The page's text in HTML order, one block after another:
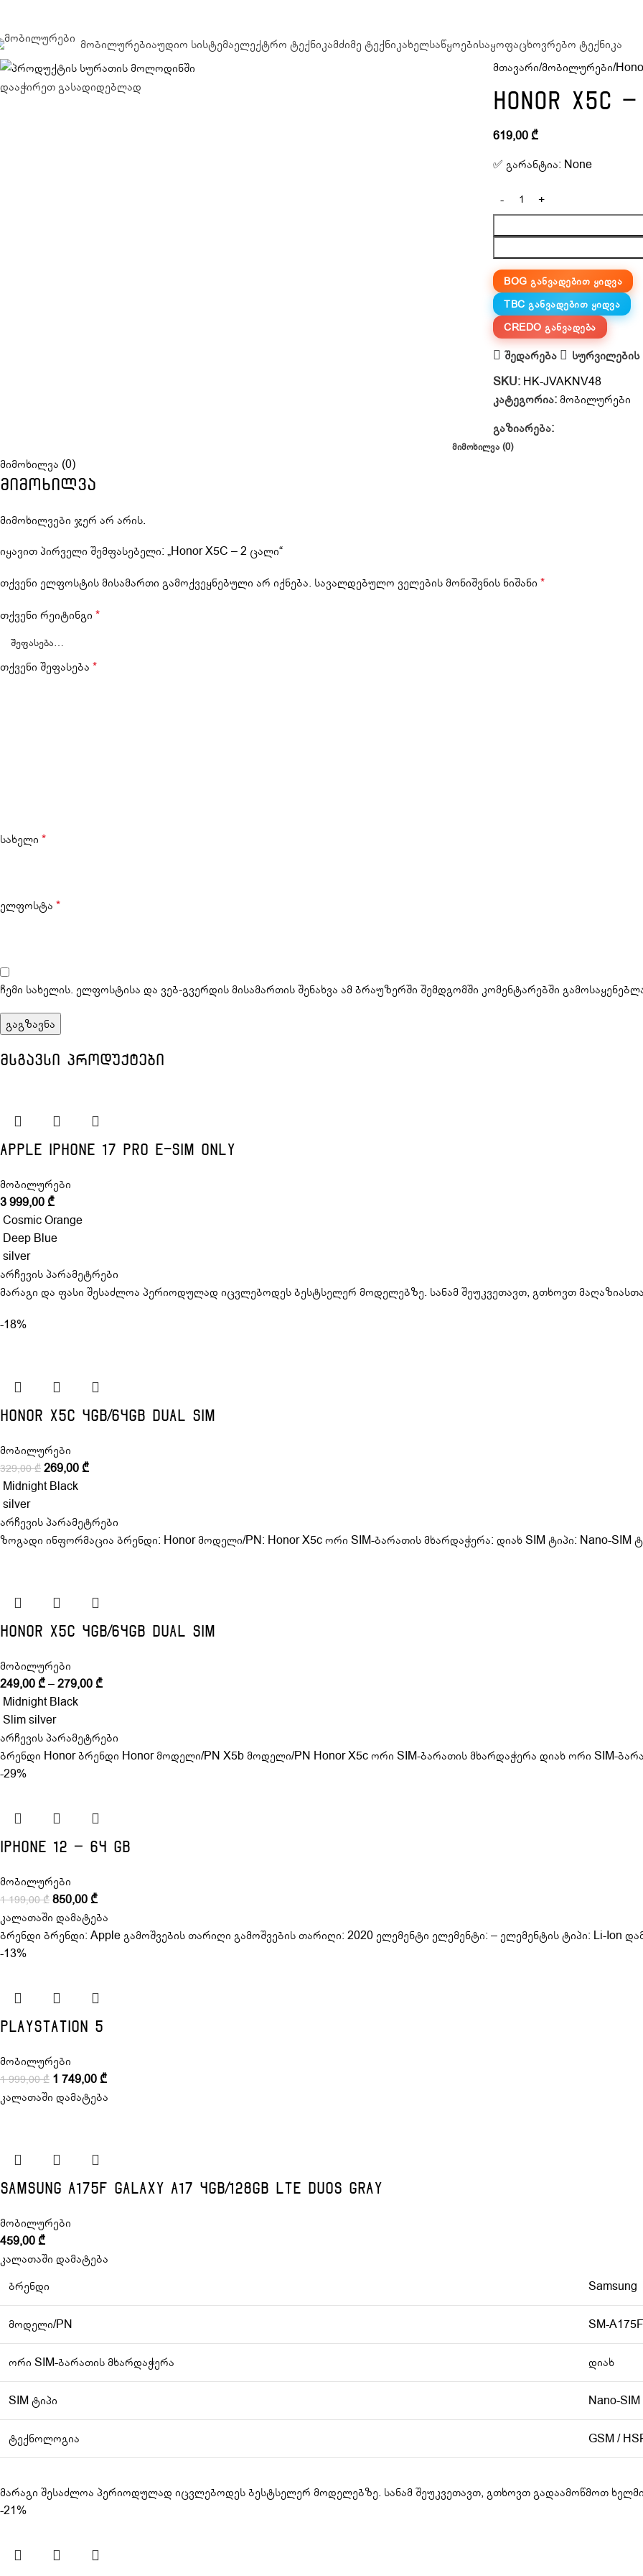
მობილურებიაუდიო სისტემაელექტრო ტექნიკამძიმე ტექნიკახელსაწყოებისაყოფაცხოვრებო ტექნიკა
დააჭირეთ გასადიდებლად
მთავარი მობილურები
Honor X5C
619,00₾
✅ გარანტია: None
BOG ᲒᲐᲜᲕᲐᲓᲔᲑᲘᲗ ᲧᲘᲓᲕᲐ
TBC ᲒᲐᲜᲕᲐᲓᲔᲑᲘᲗ ᲧᲘᲓᲕᲐ
CREDO ᲒᲐᲜᲕᲐᲓᲔᲑᲐ
შედარება
სურვილების
SKU: HK-JVAKNV48
კატეგორია:მობილურები
გაზიარება:
ᲛᲘᲛᲝᲮᲘᲚᲕᲐ (0)
მიმოხილვა (0)
მიმოხილვა
მიმოხილვები ჯერ არ არის.
იყავით პირველი შემფასებელი: „Honor X5C – 2 ცალი“
თქვენი ელფოსტის მისამართი გამოქვეყნებული არ იქნება. სავალდებულო ველების მონიშვნის ნიშანი *
თქვენი რეიტინგი *
თქვენი შეფასება *
სახელი *
ელფოსტა *
ჩემი სახელის. ელფოსტისა და ვებ-გვერდის მისამართის შენახვა ამ ბრაუზერში შემდგომში კომენტარებში
მსგავსი პროდუქტები
Apple iPhone 17 Pro e-SIM Only
მობილურები
3 999,00₾
Cosmic Orange
Deep Blue
silver
არჩევის პარამეტრები
მარაგი და ფასი შესაძლოა პერიოდულად იცვლებოდეს ბესტსელერ მოდელებზე. სანამ შეუკვეთავთ, გთხოვთ
-18%
Honor X5c 4GB/64GB Dual Sim
მობილურები
329,00₾ 269,00₾
Midnight Black
silver
არჩევის პარამეტრები
ზოგადი ინფორმაცია ბრენდი: Honor მოდელი/PN: Honor X5c ორი SIM-ბარათის მხარდაჭერა: დიახ SIM ტიპი: Nano-SIM
Honor X5c 4GB/64GB Dual Sim
მობილურები
249,00₾–279,00₾
Midnight Black
Slim silver
არჩევის პარამეტრები
ბრენდი Honor ბრენდი Honor მოდელი/PN X5b მოდელი/PN Honor X5c ორი SIM-ბარათის მხარდაჭერა დიახ ორი SIM-
-29%
Iphone 12 – 64 GB
მობილურები
1 199,00₾ 850,00₾
კალათაში დამატება
ბრენდი ბრენდი: Apple გამოშვების თარიღი გამოშვების თარიღი: 2020 ელემენტი ელემენტი: – ელემენტის ტიპი: Li-Ion
-13%
Playstation 5
მობილურები
1 999,00₾ 1 749,00₾
კალათაში დამატება
Samsung A175F Galaxy A17 4GB/128GB LTE Duos Gray
მობილურები
459,00₾
კალათაში დამატება
ბრენდი
Samsung
მოდელი/PN SM-
ორი SIM-ბარათის მხარდაჭერა დიახ
SIM ტიპი Nano-SIM
ტექნოლოგია GSM /
მარაგი შესაძლოა პერიოდულად იცვლებოდეს ბესტსელერ მოდელებზე. სანამ შეუკვეთავთ, გთხოვთ გადაამოწმოთ
-21%